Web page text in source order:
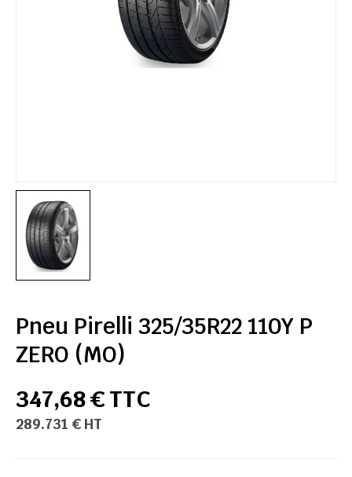
Pneu Pirelli 325/35R22 110Y P
ZERO (MO)
347,68 € TTC
289.731 € HT